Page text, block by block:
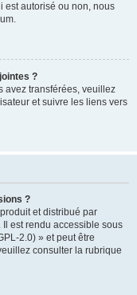
est autorisé ou non, nous
?
avez transférées, veuillez
et suivre les liens vers
?
et distribué par
est rendu accessible sous
2.0) » et peut être
consulter la rubrique